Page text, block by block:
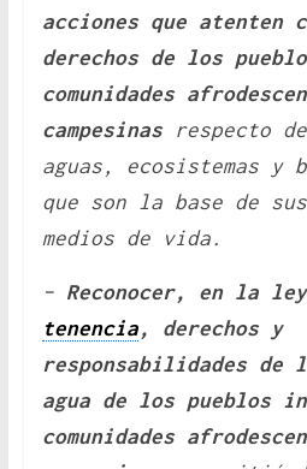
acciones que atenten
derechos de los
comunidades
campesinas respecto
aguas, ecosistemas y
que son la base de
medios de vida.
– Reconocer, en la
tenencia, derechos y
responsabilidades
agua de los pueblos
comunidades